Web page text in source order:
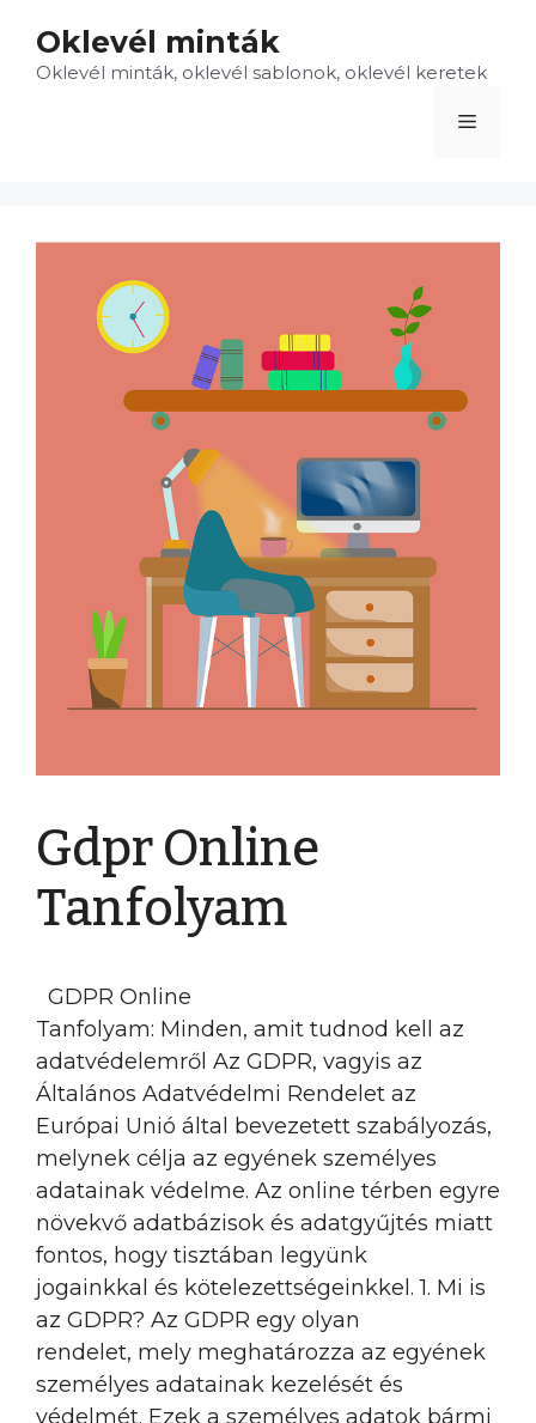
tartalomba
Oklevél minták
Oklevél minták, oklevél sablonok, oklevél keretek
Menü
Gdpr Online
Tanfolyam
GDPR Online
Tanfolyam: Minden, amit tudnod kell az
adatvédelemről Az GDPR, vagyis az
Általános Adatvédelmi Rendelet az
Európai Unió által bevezetett szabályozás,
melynek célja az egyének személyes
adatainak védelme. Az online térben egyre
növekvő adatbázisok és adatgyűjtés miatt
fontos, hogy tisztában legyünk
jogainkkal és kötelezettségeinkkel. 1. Mi is
az GDPR? Az GDPR egy olyan
rendelet, mely meghatározza az egyének
személyes adatainak kezelését és
védelmét. Ezek a személyes adatok bármi